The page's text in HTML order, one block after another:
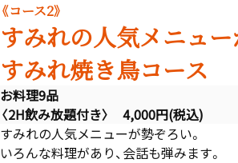
《コース2》
すみれの人気メニュ
すみれ焼き鳥コース
お料理9品
〈2H飲み放題付き〉 4,000円(税込)
すみれの人気メニューが勢ぞろい。
いろんな料理があり、会話も弾みます。